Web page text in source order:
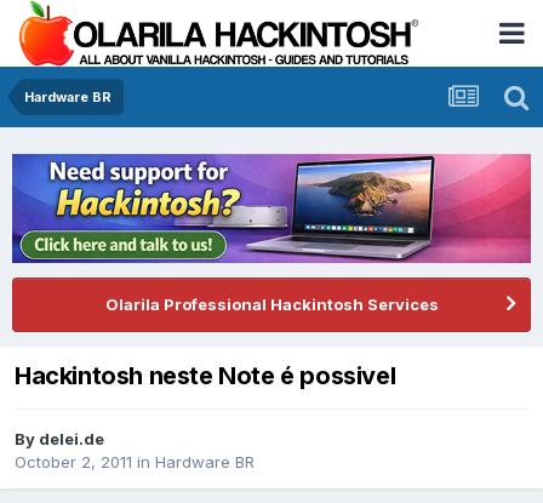
Hardware BR
Olarila Professional Hackintosh Services
Hackintosh neste Note é possivel
By delei.de
October 2, 2011 in Hardware BR